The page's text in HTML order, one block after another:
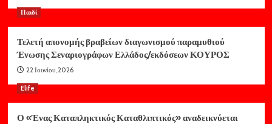
Παιδί
Τελετή απονομής βραβείων διαγωνισμού παραμυθιού
Ένωσης Σεναριογράφων Ελλάδος/εκδόσεων ΚΟΥΡΟΣ
22 Ιουνίου, 2026
Elife
Ο «Ένας Καταπληκτικός Καταθλιπτικός» αναδεικνύεται